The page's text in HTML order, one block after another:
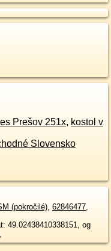
Prešov 251x, kostol v
Slovensko
(pokročilé), 62846477,
49.02438410338151, og